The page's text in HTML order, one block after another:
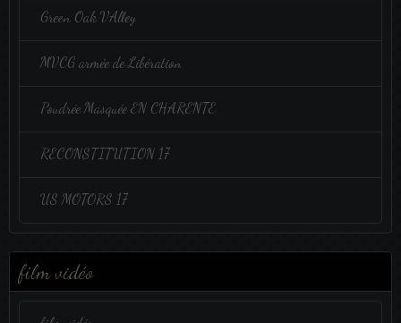
Green Oak VAlley
MVCG armée de Libération
Poudrée Masquée EN CHARENTE
RECONSTITUTION 17
US MOTORS 17
film vidéo